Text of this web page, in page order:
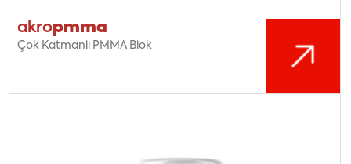
akropmma
Çok Katmanlı PMMA Blok